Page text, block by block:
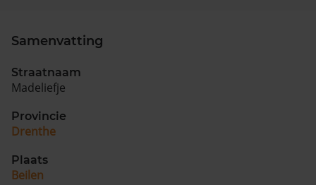
Samenvatting
Straatnaam
Madeliefje
Provincie
Drenthe
Plaats
Beilen